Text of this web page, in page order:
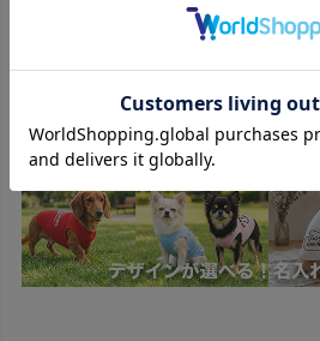
リッド機能素材「ヴェリークール